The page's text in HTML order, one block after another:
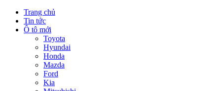
Trang chủ
Tin tức
Ô tô mới
Toyota
Hyundai
Honda
Mazda
Ford
Kia